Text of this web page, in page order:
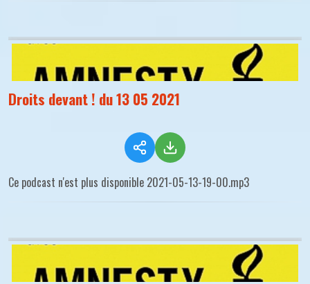
Droits devant ! du 13 05 2021
Ce podcast n'est plus disponible 2021-05-13-19-00.mp3